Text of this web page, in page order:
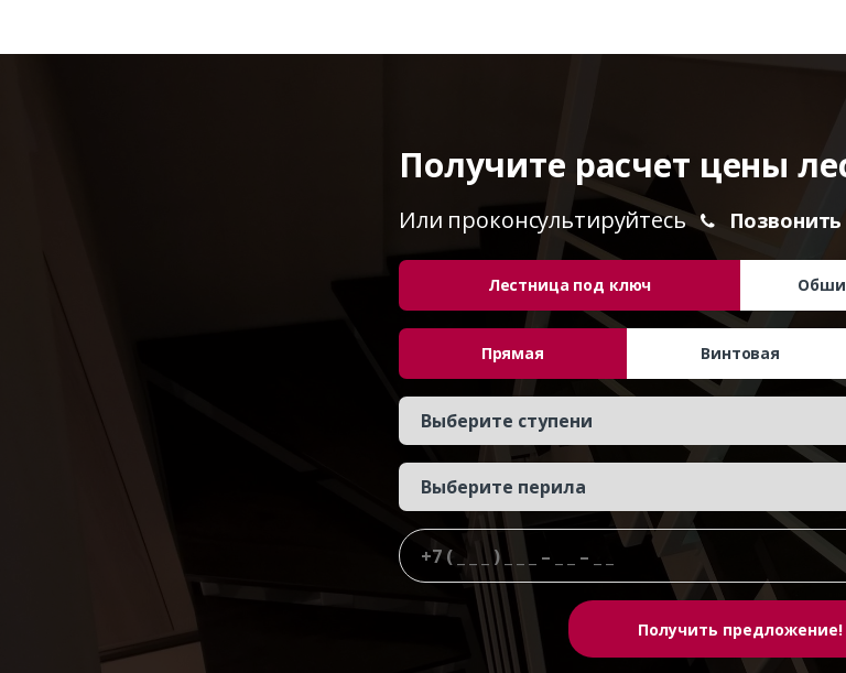
Получите расчет цены
Или проконсультируйтесь Позвонить
Лестница под ключ
Прямая Винтовая